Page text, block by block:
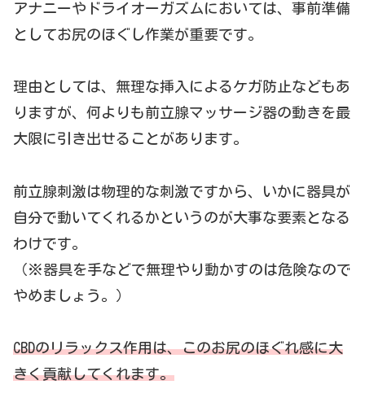
アナニーやドライオーガズムにおいては、事前準備
としてお尻のほぐし作業が重要です。
理由としては、無理な挿入によるケガ防止などもあ
りますが、何よりも前立腺マッサージ器の動きを最
大限に引き出せることがあります。
前立腺刺激は物理的な刺激ですから、いかに器具が
自分で動いてくれるかというのが大事な要素となる
わけです。
（※器具を手などで無理やり動かすのは危険なので
やめましょう。）
CBDのリラックス作用は、このお尻のほぐれ感に大
きく貢献してくれます。